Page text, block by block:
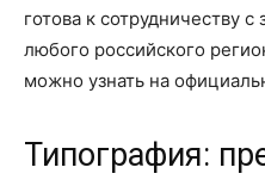
готова к сотрудничеству с
любого российского
можно узнать на
Типография: